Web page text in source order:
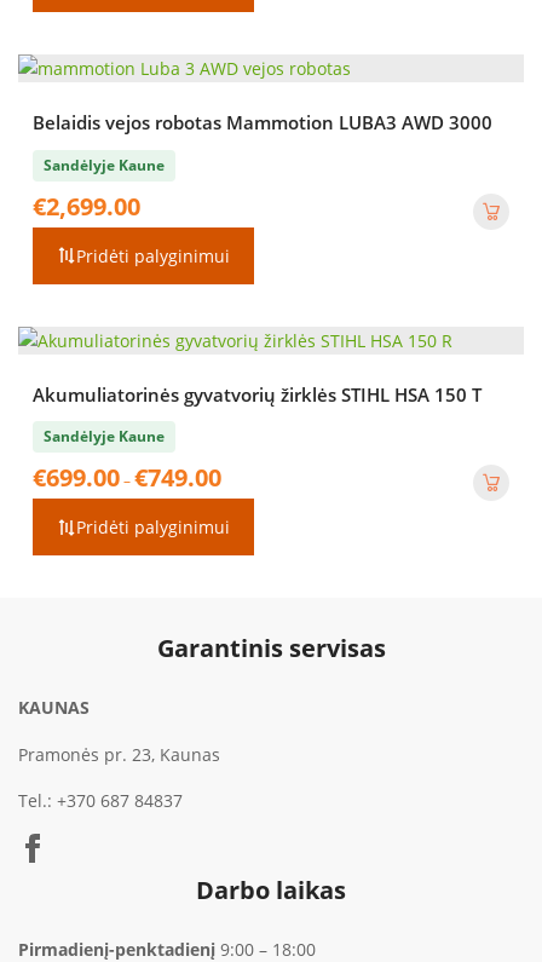
Belaidis vejos robotas Mammotion LUBA3 AWD 3000
Sandėlyje Kaune
€2,699.00
Pridėti palyginimui
Akumuliatorinės gyvatvorių žirklės STIHL HSA 150 T
Sandėlyje Kaune
€699.00–€749.00Price
€699.00
Pridėti palyginimui
Garantinis servisas
KAUNAS
Pramonės pr. 23, Kaunas
Tel.: +370 687 84837
Darbo laikas
Pirmadienį-penktadienį 9:00 – 18:00